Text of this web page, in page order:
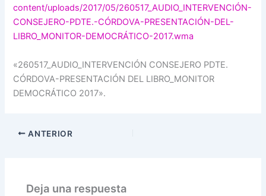
content/uploads/2017/05/260517_AUDIO_INTERVENCIÓN-
CONSEJERO-PDTE.-CÓRDOVA-PRESENTACIÓN-DEL-
LIBRO_MONITOR-DEMOCRÁTICO-2017.wma
«260517_AUDIO_INTERVENCIÓN CONSEJERO PDTE.
CÓRDOVA-PRESENTACIÓN DEL LIBRO_MONITOR
DEMOCRÁTICO 2017».
ANTERIOR
Deja una respuesta